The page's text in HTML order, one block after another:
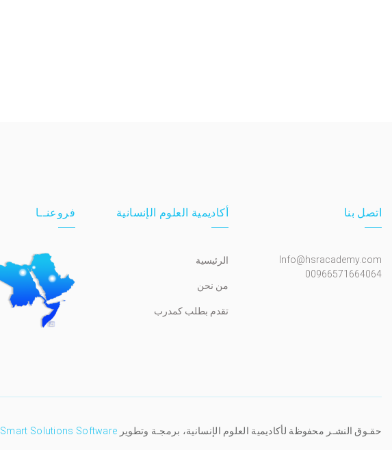
اتصل بنا
Info@hsracademy.com
00966571664064
أكاديمية العلوم الإنسانية
الرئيسية
من نحن
تقدم بطلب كمدرب
فروعنــا
حقـوق النشـر محفوظة لأكاديمية العلوم الإنسانية، برمجـة وتطوير Smart Solutions Software